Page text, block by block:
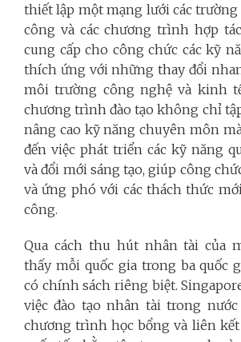
thiết lập một mạng lưới các trường
công và các chương trình hợp
cung cấp cho công chức các kỹ
thích ứng với những thay đổi
môi trường công nghệ và kinh
chương trình đào tạo không chỉ
nâng cao kỹ năng chuyên môn
đến việc phát triển các kỹ năng
và đổi mới sáng tạo, giúp công
và ứng phó với các thách thức
công.
Qua cách thu hút nhân tài của
thấy mỗi quốc gia trong ba quốc
có chính sách riêng biệt.
việc đào tạo nhân tài trong
chương trình học bổng và liên kết